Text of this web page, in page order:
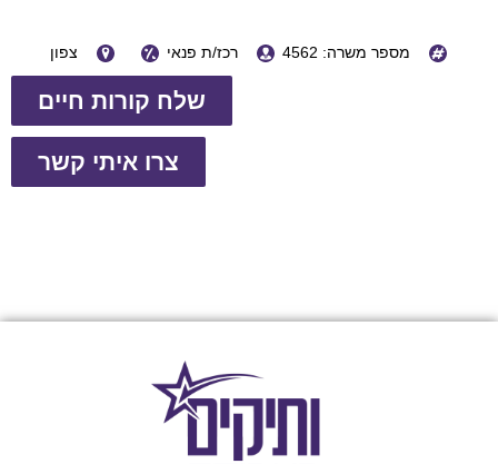
מספר משרה: 4562 רכז/ת פנאי צפון
שלח קורות חיים
צרו איתי קשר